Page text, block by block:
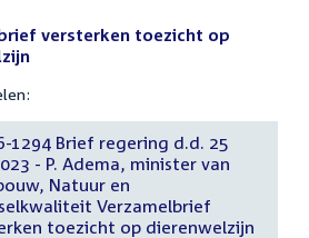
versterken toezicht op
1294 Brief regering d.d. 25
- P. Adema, minister van
Natuur en
Verzamelbrief
toezicht op dierenwelzijn